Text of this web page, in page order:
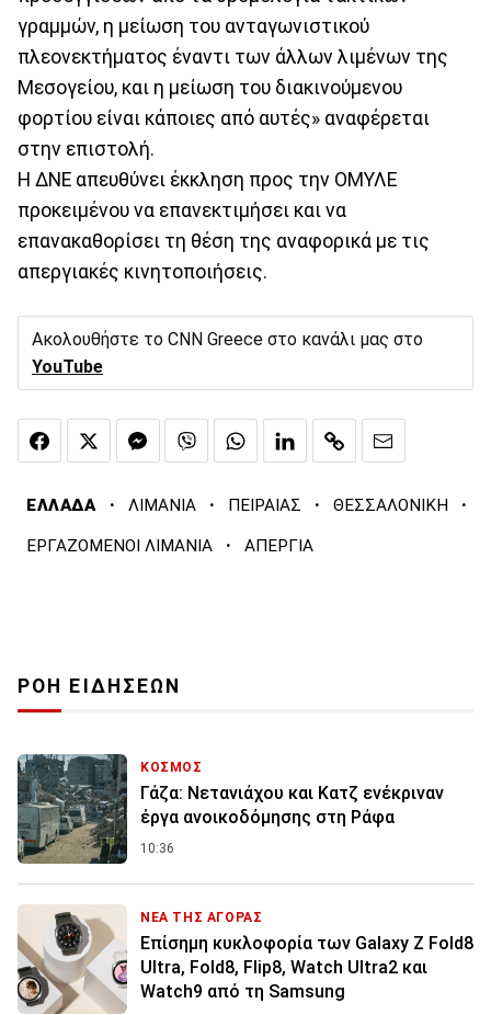
γραμμών, η μείωση του ανταγωνιστικού
πλεονεκτήματος έναντι των άλλων λιμένων της
Μεσογείου, και η μείωση του διακινούμενου
φορτίου είναι κάποιες από αυτές» αναφέρεται
στην επιστολή.
Η ΔΝΕ απευθύνει έκκληση προς την ΟΜΥΛΕ
προκειμένου να επανεκτιμήσει και να
επανακαθορίσει τη θέση της αναφορικά με τις
απεργιακές κινητοποιήσεις.
Ακολουθήστε το CNN Greece στο κανάλι μας στο
YouTube
ΕΛΛΑΔΑ · ΛΙΜΑΝΙΑ · ΠΕΙΡΑΙΑΣ · ΘΕΣΣΑΛΟΝΙΚΗ ·
ΕΡΓΑΖΟΜΕΝΟΙ ΛΙΜΑΝΙΑ · ΑΠΕΡΓΙΑ
ΡΟΗ ΕΙΔΗΣΕΩΝ
ΚΟΣΜΟΣ
Γάζα: Νετανιάχου και Κατζ ενέκριναν
έργα ανοικοδόμησης στη Ράφα
10:36
ΝΕΑ ΤΗΣ ΑΓΟΡΑΣ
Επίσημη κυκλοφορία των Galaxy Z Fold8
Ultra, Fold8, Flip8, Watch Ultra2 και
Watch9 από τη Samsung